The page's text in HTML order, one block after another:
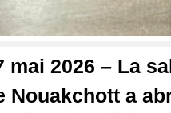
mai 2026 – La
Nouakchott a